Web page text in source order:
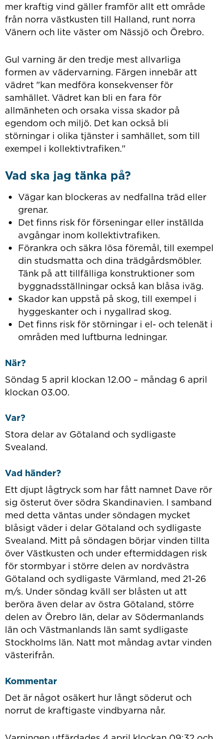
mer kraftig vind gäller framför allt ett område
från norra västkusten till Halland, runt norra
Vänern och lite väster om Nässjö och Örebro.
Gul varning är den tredje mest allvarliga
formen av vädervarning. Färgen innebär att
vädret "kan medföra konsekvenser för
samhället. Vädret kan bli en fara för
allmänheten och orsaka vissa skador på
egendom och miljö. Det kan också bli
störningar i olika tjänster i samhället, som till
exempel i kollektivtrafiken."
Vad ska jag tänka på?
Vägar kan blockeras av nedfallna träd eller
grenar.
Det finns risk för förseningar eller inställda
avgångar inom kollektivtrafiken.
Förankra och säkra lösa föremål, till exempel
din studsmatta och dina trädgårdsmöbler.
Tänk på att tillfälliga konstruktioner som
byggnadsställningar också kan blåsa iväg.
Skador kan uppstå på skog, till exempel i
hyggeskanter och i nygallrad skog.
Det finns risk för störningar i el- och telenät i
områden med luftburna ledningar.
När?
Söndag 5 april klockan 12.00 – måndag 6 april
klockan 03.00.
Var?
Stora delar av Götaland och sydligaste
Svealand.
Vad händer?
Ett djupt lågtryck som har fått namnet Dave rör
sig österut över södra Skandinavien. I samband
med detta väntas under söndagen mycket
blåsigt väder i delar Götaland och sydligaste
Svealand. Mitt på söndagen börjar vinden tillta
över Västkusten och under eftermiddagen risk
för stormbyar i större delen av nordvästra
Götaland och sydligaste Värmland, med 21-26
m/s. Under söndag kväll ser blåsten ut att
beröra även delar av östra Götaland, större
delen av Örebro län, delar av Södermanlands
län och Västmanlands län samt sydligaste
Stockholms län. Natt mot måndag avtar vinden
västerifrån.
Kommentar
Det är något osäkert hur långt söderut och
norrut de kraftigaste vindbyarna når.